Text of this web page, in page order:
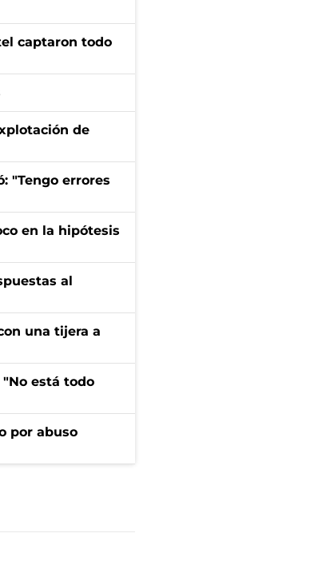
captaron todo
de
"Tengo errores
en la hipótesis
al
una tijera a
está todo
por abuso